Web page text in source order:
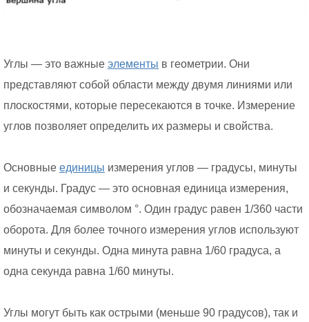
Углы — это важные элементы в геометрии. Они
представляют собой области между двумя линиями или
плоскостями, которые пересекаются в точке. Измерение
углов позволяет определить их размеры и свойства.
Основные единицы измерения углов — градусы, минуты
и секунды. Градус — это основная единица измерения,
обозначаемая символом °. Один градус равен 1/360 части
оборота. Для более точного измерения углов используют
минуты и секунды. Одна минута равна 1/60 градуса, а
одна секунда равна 1/60 минуты.
Углы могут быть как острыми (меньше 90 градусов), так и